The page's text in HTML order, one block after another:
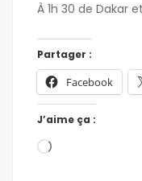
À 1h 30 de Dakar
Partager :
Facebook
J’aime ça :